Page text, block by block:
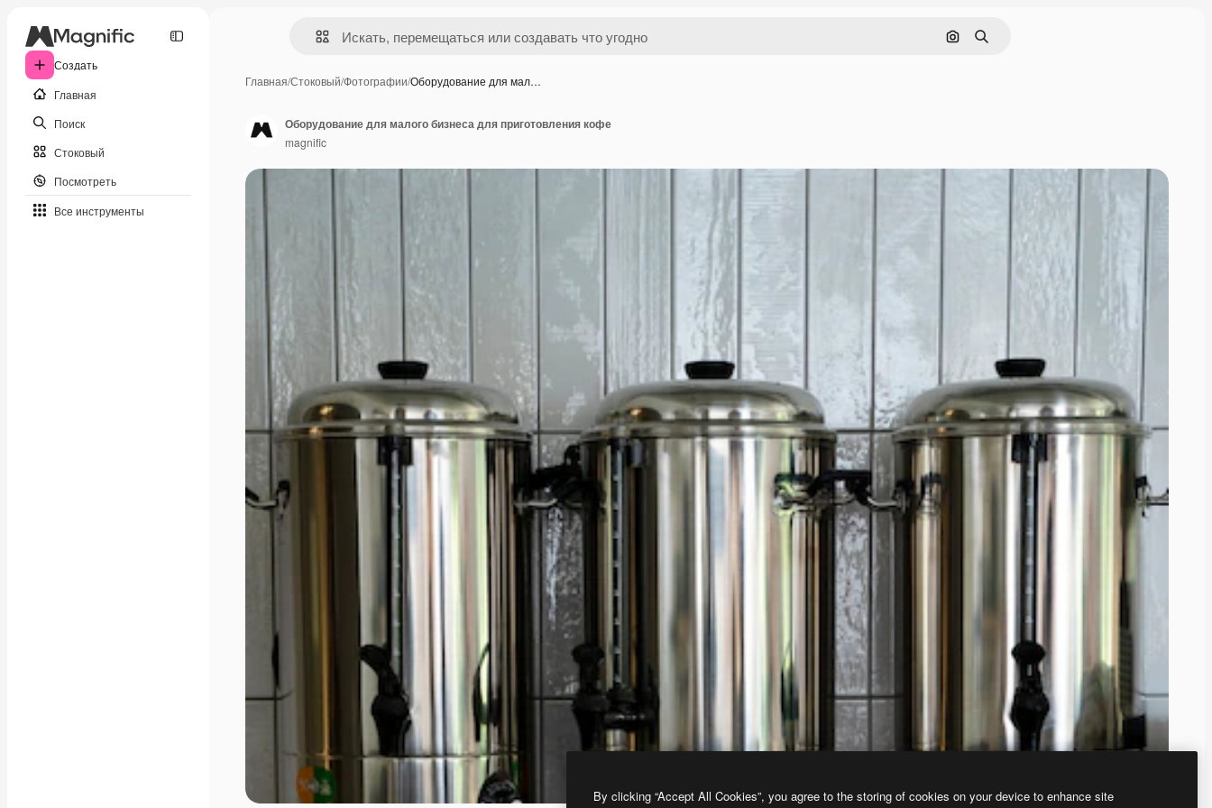
Создать
Главная
Поиск
Стоковый
Посмотреть
Все инструменты
Поиск по изображению
Поиск
Главная/Стоковый/Фотографии/Оборудование для мал…
Оборудование для малого бизнеса для приготовления кофе
magnific
By clicking “Accept All Cookies”, you agree to the storing of cookies on your device to enhance site